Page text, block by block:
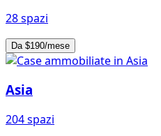
28 spazi
Da $190/mese
Asia
204 spazi